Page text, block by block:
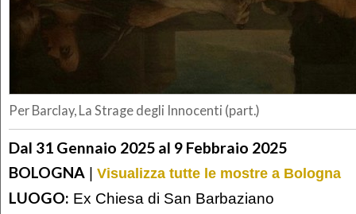
Per Barclay, La Strage degli Innocenti (part.)
Dal 31 Gennaio 2025 al 9 Febbraio 2025
BOLOGNA | Visualizza tutte le mostre a Bologna
LUOGO: Ex Chiesa di San Barbaziano